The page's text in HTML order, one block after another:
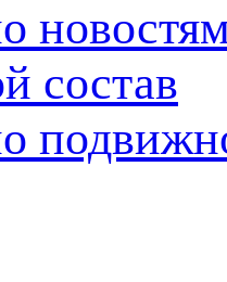
состав